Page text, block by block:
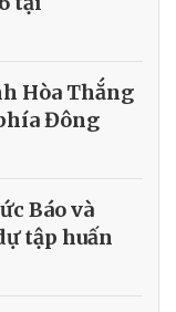
Hòa Thắng
Đông
Báo và
tập huấn